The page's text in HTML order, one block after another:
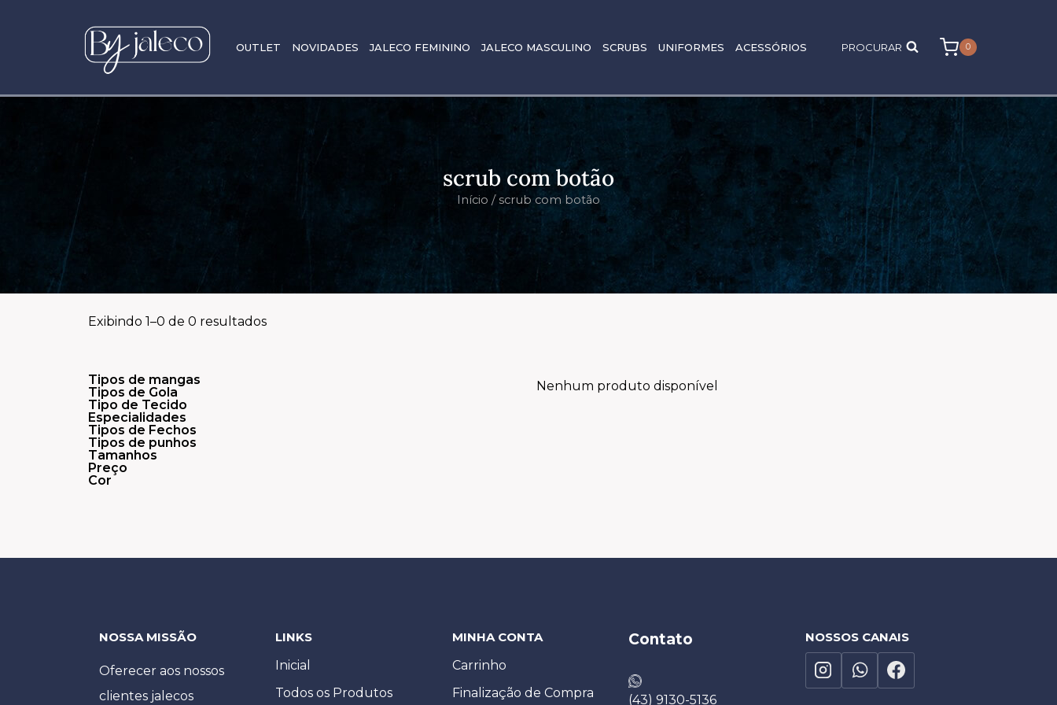
OUTLET NOVIDADES JALECO FEMININO JALECO MASCULINO SCRUBS UNIFORMES ACESSÓRIOS PROCURAR 0
scrub com botão
Início / scrub com botão
Exibindo 1–0 de 0 resultados
Tipos de mangas
Tipos de Gola
Tipo de Tecido
Especialidades
Tipos de Fechos
Tipos de punhos
Tamanhos
Preço
Cor
Nenhum produto disponível
NOSSA MISSÃO
Oferecer aos nossos
clientes jalecos
LINKS
Inicial
Todos os Produtos
MINHA CONTA
Carrinho
Finalização de Compra
Contato
(43) 9130-5136
NOSSOS CANAIS